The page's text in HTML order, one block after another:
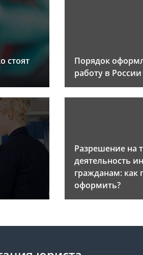
стоят
Порядок
работу в России
Разрешение на
деятельность
гражданам: как
оформить?